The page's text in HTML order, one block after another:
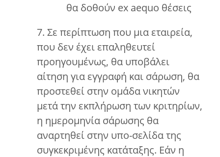
θα δοθούν ex aequo θέσεις
7. Σε περίπτωση που μια εταιρεία,
που δεν έχει επαληθευτεί
προηγουμένως, θα υποβάλει
αίτηση για εγγραφή και σάρωση, θα
προστεθεί στην ομάδα νικητών
μετά την εκπλήρωση των κριτηρίων,
η ημερομηνία σάρωσης θα
αναρτηθεί στην υπο-σελίδα της
συγκεκριμένης κατάταξης. Εάν η